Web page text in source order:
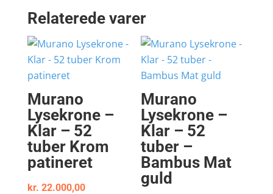
Relaterede varer
Murano
Lysekrone –
Klar – 52
tuber Krom
patineret
kr. 22.000,00
Murano
Lysekrone –
Klar – 52
tuber –
Bambus Mat
guld